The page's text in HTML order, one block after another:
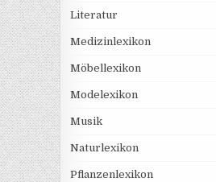
Literatur
Medizinlexikon
Möbellexikon
Modelexikon
Musik
Naturlexikon
Pflanzenlexikon